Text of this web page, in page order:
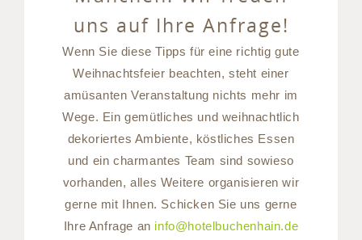
uns auf Ihre Anfrage!
Wenn Sie diese Tipps für eine richtig gute
Weihnachtsfeier beachten, steht einer
amüsanten Veranstaltung nichts mehr im
Wege. Ein gemütliches und weihnachtlich
dekoriertes Ambiente, köstliches Essen
und ein charmantes Team sind sowieso
vorhanden, alles Weitere organisieren wir
gerne mit Ihnen. Schicken Sie uns gerne
Ihre Anfrage an info@hotelbuchenhain.de